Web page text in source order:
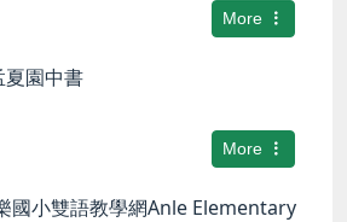
More
夏園中書
More
國小雙語教學網Anle Elementary